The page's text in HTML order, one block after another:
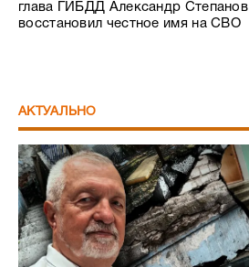
глава ГИБДД Александр Степанов
восстановил честное имя на СВО
АКТУАЛЬНО